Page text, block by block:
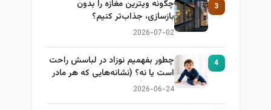
3
چگونه ویترین مغازه را بدون
بازسازی، جذاب‌تر کنیم؟
2026-07-02
4
چطور بفهمیم نوزاد در لباسش راحت
است یا نه؟ (نشانه‌هایی که هر مادر
باید بداند)
2026-06-24